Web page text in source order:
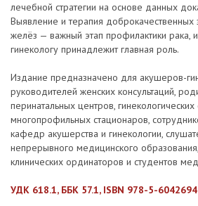
лечебной стратегии на основе данных
Выявление и терапия
желёз — важный этап профилактики рака,
гинекологу принадлежит главная роль.
Издание предназначено для акушеров-
руководителей женских консультаций,
перинатальных центров,
многопрофильных стационаров,
кафедр акушерства и гинекологии,
непрерывного медицинского
клинических ординаторов и студентов
УДК 618.1, ББК 57.1, ISBN 978-5-